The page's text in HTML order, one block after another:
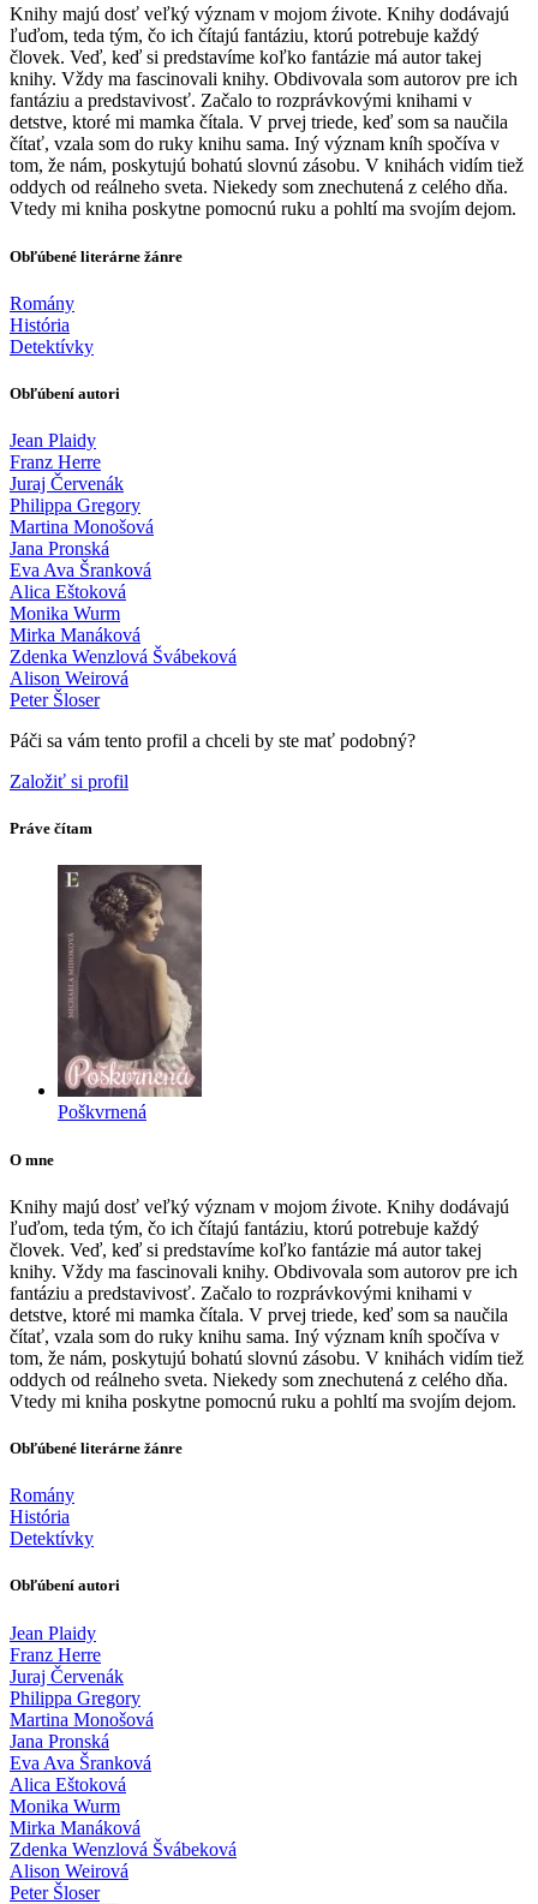
Knihy majú dosť veľký význam v mojom źivote. Knihy dodávajú
ľuďom, teda tým, čo ich čítajú fantáziu, ktorú potrebuje každý
človek. Veď, keď si predstavíme koľko fantázie má autor takej
knihy. Vždy ma fascinovali knihy. Obdivovala som autorov pre ich
fantáziu a predstavivosť. Začalo to rozprávkovými knihami v
detstve, ktoré mi mamka čítala. V prvej triede, keď som sa naučila
čítať, vzala som do ruky knihu sama. Iný význam kníh spočíva v
tom, že nám, poskytujú bohatú slovnú zásobu. V knihách vidím tiež
oddych od reálneho sveta. Niekedy som znechutená z celého dňa.
Vtedy mi kniha poskytne pomocnú ruku a pohltí ma svojím dejom.
Obľúbené literárne žánre
Romány
História
Detektívky
Obľúbení autori
Jean Plaidy
Franz Herre
Juraj Červenák
Philippa Gregory
Martina Monošová
Jana Pronská
Eva Ava Šranková
Alica Eštoková
Monika Wurm
Mirka Manáková
Zdenka Wenzlová Švábeková
Alison Weirová
Peter Šloser
Páči sa vám tento profil a chceli by ste mať podobný?
Založiť si profil
Práve čítam
Poškvrnená
O mne
Knihy majú dosť veľký význam v mojom źivote. Knihy dodávajú
ľuďom, teda tým, čo ich čítajú fantáziu, ktorú potrebuje každý
človek. Veď, keď si predstavíme koľko fantázie má autor takej
knihy. Vždy ma fascinovali knihy. Obdivovala som autorov pre ich
fantáziu a predstavivosť. Začalo to rozprávkovými knihami v
detstve, ktoré mi mamka čítala. V prvej triede, keď som sa naučila
čítať, vzala som do ruky knihu sama. Iný význam kníh spočíva v
tom, že nám, poskytujú bohatú slovnú zásobu. V knihách vidím tiež
oddych od reálneho sveta. Niekedy som znechutená z celého dňa.
Vtedy mi kniha poskytne pomocnú ruku a pohltí ma svojím dejom.
Obľúbené literárne žánre
Romány
História
Detektívky
Obľúbení autori
Jean Plaidy
Franz Herre
Juraj Červenák
Philippa Gregory
Martina Monošová
Jana Pronská
Eva Ava Šranková
Alica Eštoková
Monika Wurm
Mirka Manáková
Zdenka Wenzlová Švábeková
Alison Weirová
Peter Šloser